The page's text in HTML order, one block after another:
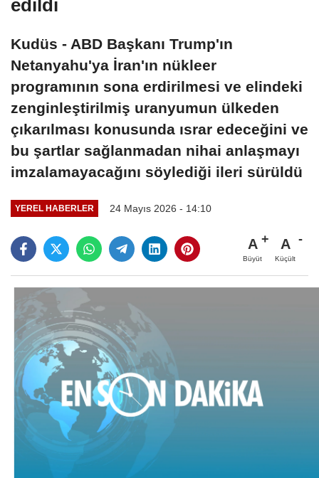
edildi
Kudüs - ABD Başkanı Trump'ın
Netanyahu'ya İran'ın nükleer
programının sona erdirilmesi ve elindeki
zenginleştirilmiş uranyumun ülkeden
çıkarılması konusunda ısrar edeceğini ve
bu şartlar sağlanmadan nihai anlaşmayı
imzalamayacağını söylediği ileri sürüldü
YEREL HABERLER 24 Mayıs 2026 - 14:10
A
Büyüt
A
Küçült